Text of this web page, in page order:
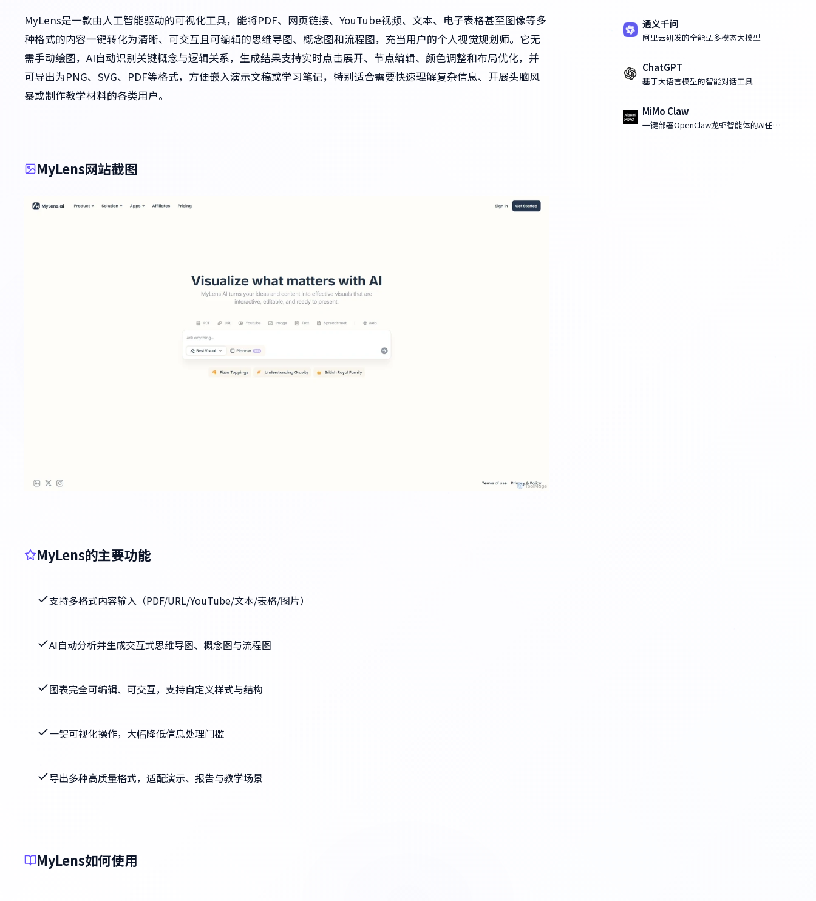
MyLens是一款由人工智能驱动的可视化工具，能将PDF、网页链接、YouTube视频、文本、电子表格甚至图像等多
种格式的内容一键转化为清晰、可交互且可编辑的思维导图、概念图和流程图，充当用户的个人视觉规划师。它无
需手动绘图，AI自动识别关键概念与逻辑关系，生成结果支持实时点击展开、节点编辑、颜色调整和布局优化，并
可导出为PNG、SVG、PDF等格式，方便嵌入演示文稿或学习笔记，特别适合需要快速理解复杂信息、开展头脑风
暴或制作教学材料的各类用户。
MyLens网站截图
MyLens的主要功能
支持多格式内容输入（PDF/URL/YouTube/文本/表格/图片）
AI自动分析并生成交互式思维导图、概念图与流程图
图表完全可编辑、可交互，支持自定义样式与结构
一键可视化操作，大幅降低信息处理门槛
导出多种高质量格式，适配演示、报告与教学场景
MyLens如何使用
通义千问
阿里云研发的全能型多模态大模型
ChatGPT
基于大语言模型的智能对话工具
MiMo Claw
一键部署OpenClaw龙虾智能体的AI任务